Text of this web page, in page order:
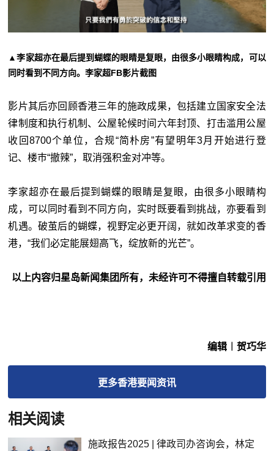
▲李家超亦在最后提到蝴蝶的眼睛是复眼，由很多小眼睛构成，可以
同时看到不同方向。李家超FB影片截图
影片其后亦回顾香港三年的施政成果，包括建立国家安全法
律制度和执行机制、公屋轮候时间六年封顶、打击滥用公屋
收回8700个单位，合规“简朴房”有望明年3月开始进行登
记、楼巿“撤辣”，取消强积金对冲等。
李家超亦在最后提到蝴蝶的眼睛是复眼，由很多小眼睛构
成，可以同时看到不同方向，实时既要看到挑战，亦要看到
机遇。破茧后的蝴蝶，视野定必更开阔，就如改革求变的香
港，“我们必定能展翅高飞，绽放新的光芒”。
以上内容归星岛新闻集团所有，未经许可不得擅自转载引用
编辑︱贺巧华
更多香港要闻资讯
相关阅读
施政报告2025 | 律政司办咨询会，林定